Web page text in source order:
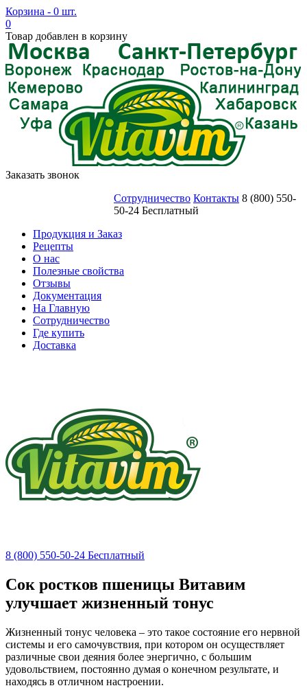
Корзина - 0 шт.
0
Товар добавлен в корзину
Заказать звонок
Сотрудничество Контакты 8 (800) 550-
50-24 Бесплатный
Продукция и Заказ
Рецепты
О нас
Полезные свойства
Отзывы
Документация
На Главную
Сотрудничество
Где купить
Доставка
8 (800) 550-50-24 Бесплатный
Сок ростков пшеницы Витавим
улучшает жизненный тонус
Жизненный тонус человека – это такое состояние его нервной
системы и его самочувствия, при котором он осуществляет
различные свои деяния более энергично, с большим
удовольствием, постоянно думая о конечном результате, и
находясь в отличном настроении.